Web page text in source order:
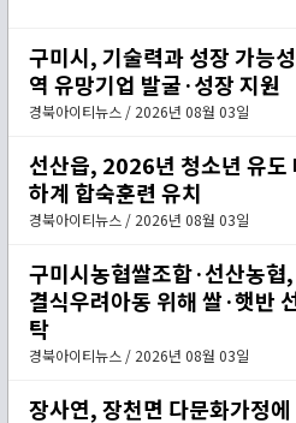
구미시, 기술력과 성장 가능
역 유망기업 발굴·성장 지원
경북아이티뉴스 / 2026년 08월 03일
선산읍, 2026년 청소년 유도
하계 합숙훈련 유치
경북아이티뉴스 / 2026년 08월 03일
구미시농협쌀조합·선산농협
결식우려아동 위해 쌀·햇반
탁
경북아이티뉴스 / 2026년 08월 03일
장사연, 장천면 다문화가정